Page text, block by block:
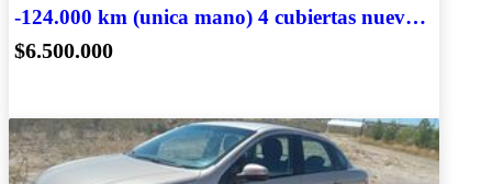
-124.000 km (unica mano) 4 cubiertas nuevas
y accesorios
$6.500.000